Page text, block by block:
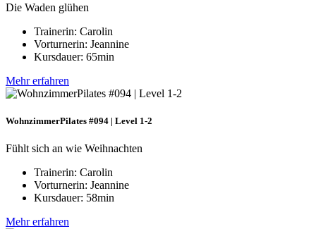
Die Waden glühen
Trainerin: Carolin
Vorturnerin: Jeannine
Kursdauer: 65min
Mehr erfahren
WohnzimmerPilates #094 | Level 1-2
Fühlt sich an wie Weihnachten
Trainerin: Carolin
Vorturnerin: Jeannine
Kursdauer: 58min
Mehr erfahren